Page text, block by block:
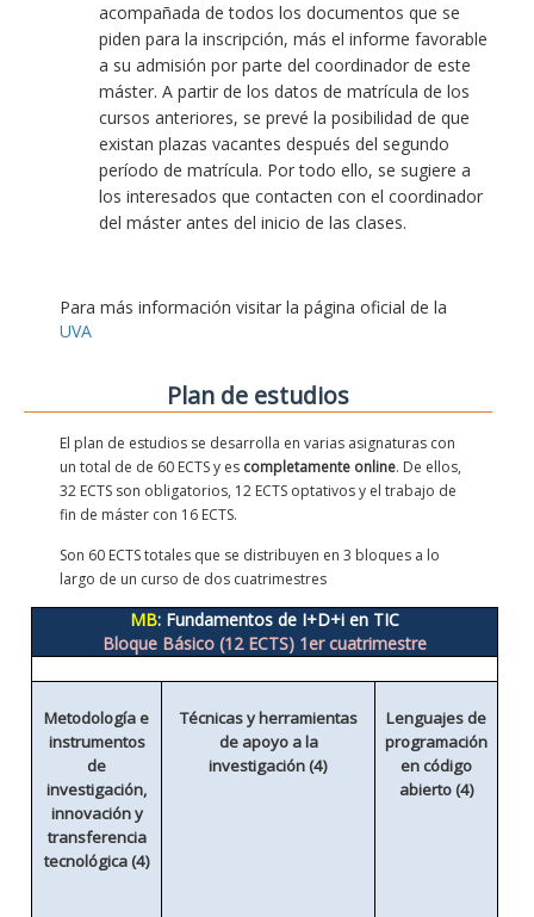
acompañada de todos los documentos que se
piden para la inscripción, más el informe favorable
a su admisión por parte del coordinador de este
máster. A partir de los datos de matrícula de los
cursos anteriores, se prevé la posibilidad de que
existan plazas vacantes después del segundo
período de matrícula. Por todo ello, se sugiere a
los interesados que contacten con el coordinador
del máster antes del inicio de las clases.
Para más información visitar la página oficial de la
UVA
Plan de estudios
El plan de estudios se desarrolla en varias asignaturas con
un total de de 60 ECTS y es completamente online. De ellos,
32 ECTS son obligatorios, 12 ECTS optativos y el trabajo de
fin de máster con 16 ECTS.
Son 60 ECTS totales que se distribuyen en 3 bloques a lo
largo de un curso de dos cuatrimestres
MB: Fundamentos de I+D+i en TIC
Bloque Básico (12 ECTS) 1er cuatrimestre
Metodología e
instrumentos
de
investigación,
innovación y
transferencia
tecnológica (4)
Técnicas y herramientas
de apoyo a la
investigación (4)
Lenguajes de
programación
en código
abierto (4)